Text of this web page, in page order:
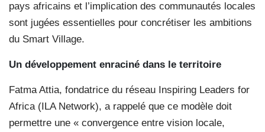
pays africains et l’implication des communautés locales
sont jugées essentielles pour concrétiser les ambitions
du Smart Village.
Un développement enraciné dans le territoire
Fatma Attia, fondatrice du réseau Inspiring Leaders for
Africa (ILA Network), a rappelé que ce modèle doit
permettre une « convergence entre vision locale,